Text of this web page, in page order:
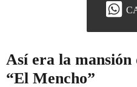
Así era la mansión
“El Mencho”